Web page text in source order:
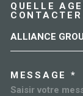
QUELLE
ALLIANCE
MESSAGE *